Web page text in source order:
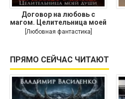
Договор на любовь с
магом. Целительница моей
души
[Любовная фантастика]
ПРЯМО СЕЙЧАС ЧИТАЮТ